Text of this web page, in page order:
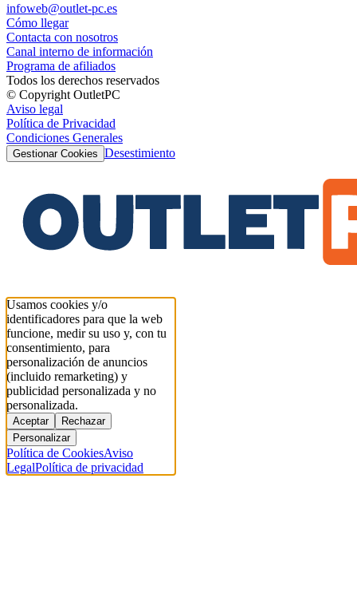
infoweb@outlet-pc.es
Cómo llegar
Contacta con nosotros
Canal interno de información
Programa de afiliados
Todos los derechos reservados
© Copyright OutletPC
Aviso legal
Política de Privacidad
Condiciones Generales
Gestionar Cookies Desestimiento
Usamos cookies y/o
identificadores para que la web
funcione, medir su uso y, con tu
consentimiento, para
personalización de anuncios
(incluido remarketing) y
publicidad personalizada y no
personalizada.
Aceptar
Rechazar
Personalizar
Política de CookiesAviso
LegalPolítica de privacidad